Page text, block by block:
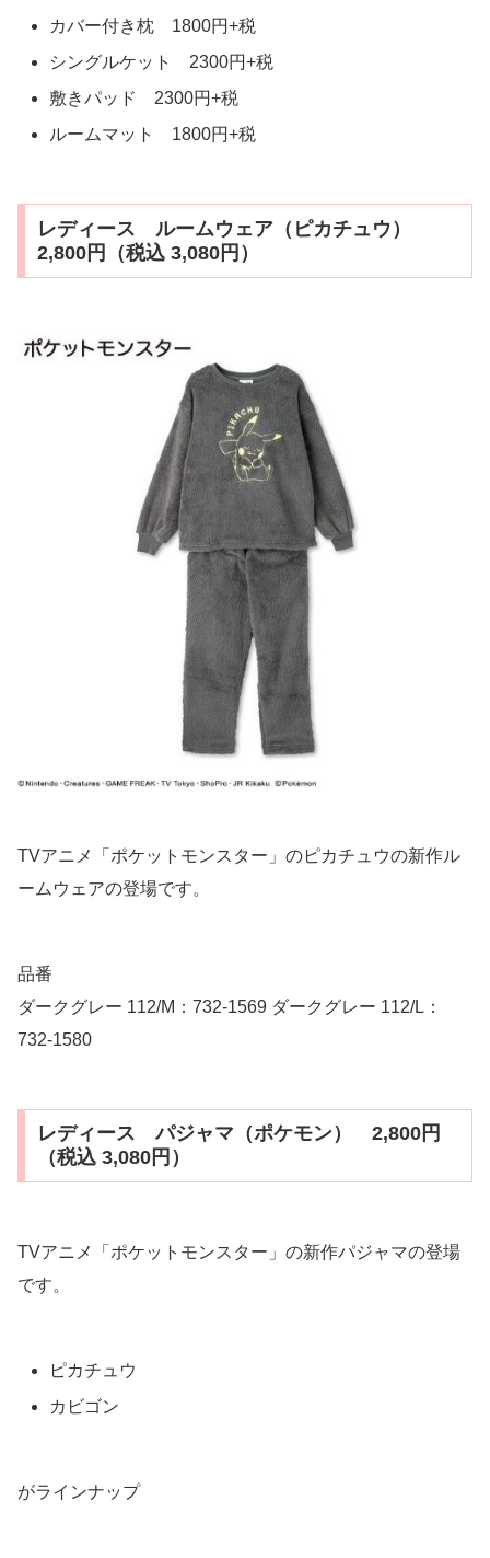
カバー付き枕 1800円+税
シングルケット 2300円+税
敷きパッド 2300円+税
ルームマット 1800円+税
レディース ルームウェア（ピカチュウ）
2,800円（税込 3,080円）
TVアニメ「ポケットモンスター」のピカチュウの新作ル
ームウェアの登場です。
品番
ダークグレー 112/M：732-1569 ダークグレー 112/L：
732-1580
レディース パジャマ（ポケモン） 2,800円
（税込 3,080円）
TVアニメ「ポケットモンスター」の新作パジャマの登場
です。
ピカチュウ
カビゴン
がラインナップ